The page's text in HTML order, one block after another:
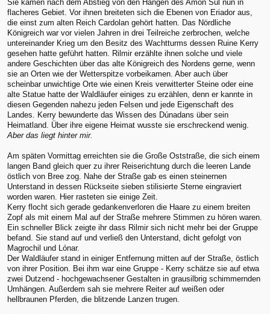
Sie kamen nach dem Abstieg von den Hängen des Amon Súl nun in
flacheres Gebiet. Vor ihnen breiteten sich die Ebenen von Eriador aus,
die einst zum alten Reich Cardolan gehört hatten. Das Nördliche
Königreich war vor vielen Jahren in drei Teilreiche zerbrochen, welche
untereinander Krieg um den Besitz des Wachtturms dessen Ruine Kerry
gesehen hatte geführt hatten. Rilmir erzählte ihnen solche und viele
andere Geschichten über das alte Königreich des Nordens gerne, wenn
sie an Orten wie der Wetterspitze vorbeikamen. Aber auch über
scheinbar unwichtige Orte wie einen Kreis verwitterter Steine oder eine
alte Statue hatte der Waldläufer einiges zu erzählen, denn er kannte in
diesen Gegenden nahezu jeden Felsen und jede Eigenschaft des
Landes. Kerry bewunderte das Wissen des Dúnadans über sein
Heimatland. Über ihre eigene Heimat wusste sie erschreckend wenig.
Aber das liegt hinter mir.
Am späten Vormittag erreichten sie die Große Oststraße, die sich einem
langen Band gleich quer zu ihrer Reiserichtung durch die leeren Lande
östlich von Bree zog. Nahe der Straße gab es einen steinernen
Unterstand in dessen Rückseite sieben stilisierte Sterne eingraviert
worden waren. Hier rasteten sie einige Zeit.
Kerry flocht sich gerade gedankenverloren die Haare zu einem breiten
Zopf als mit einem Mal auf der Straße mehrere Stimmen zu hören waren.
Ein schneller Blick zeigte ihr dass Rilmir sich nicht mehr bei der Gruppe
befand. Sie stand auf und verließ den Unterstand, dicht gefolgt von
Magrochil und Lónar.
Der Waldläufer stand in einiger Entfernung mitten auf der Straße, östlich
von ihrer Position. Bei ihm war eine Gruppe - Kerry schätze sie auf etwa
zwei Dutzend - hochgewachsener Gestalten in grausilbrig schimmernden
Umhängen. Außerdem sah sie mehrere Reiter auf weißen oder
hellbraunen Pferden, die blitzende Lanzen trugen.